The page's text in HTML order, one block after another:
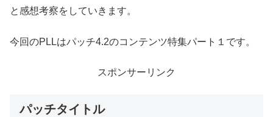
と感想考察をしていきます。
今回のPLLはパッチ4.2のコンテンツ特集パート１です。
スポンサーリンク
パッチタイトル